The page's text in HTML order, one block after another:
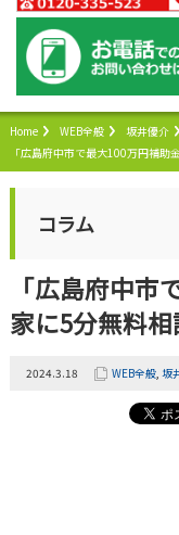
Home WEB全般 坂井優介
「広島府中市で最大100万円補助
コラム
「広島府中市
家に5分無料相
2024.3.18 WEB全般, 坂